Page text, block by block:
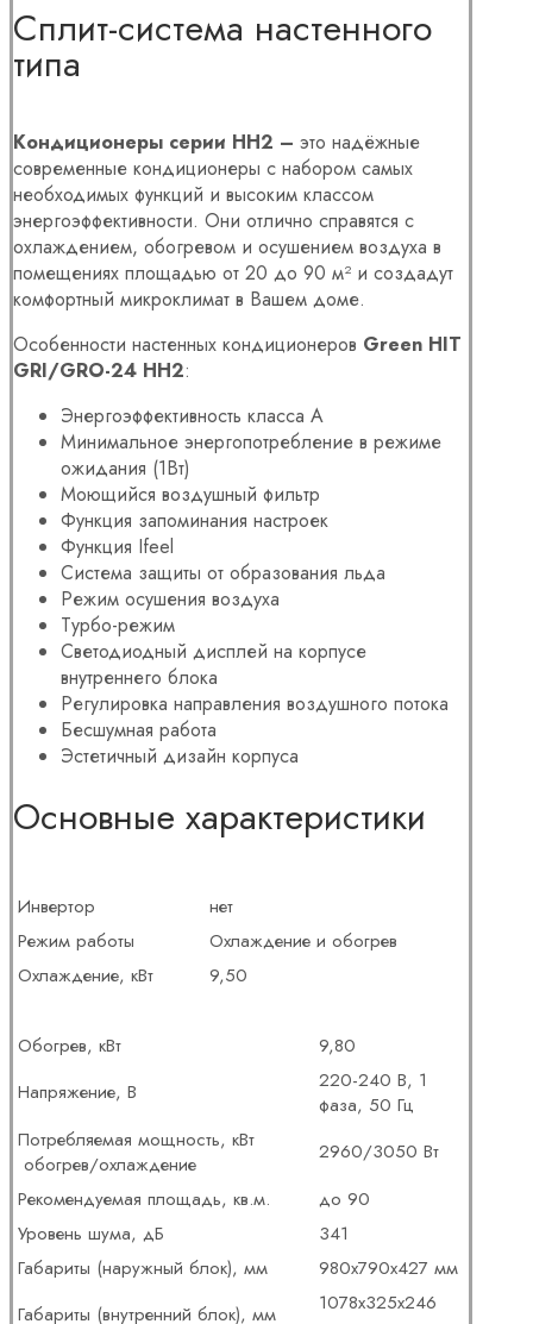
Сплит-система настенного
типа
Кондиционеры серии HH2 – это надёжные
современные кондиционеры с набором самых
необходимых функций и высоким классом
энергоэффективности. Они отлично справятся с
охлаждением, обогревом и осушением воздуха в
помещениях площадью от 20 до 90 м² и создадут
комфортный микроклимат в Вашем доме.
Особенности настенных кондиционеров Green HIT
GRI/GRO-24 HH2:
Энергоэффективность класса А
Минимальное энергопотребление в режиме
ожидания (1Вт)
Моющийся воздушный фильтр
Функция запоминания настроек
Функция Ifeel
Система защиты от образования льда
Режим осушения воздуха
Турбо-режим
Светодиодный дисплей на корпусе
внутреннего блока
Регулировка направления воздушного потока
Бесшумная работа
Эстетичный дизайн корпуса
Основные характеристики
Инвертор
нет
Режим работы
Охлаждение и обогрев
Охлаждение, кВт
9,50
Обогрев, кВт
9,80
Напряжение, В
220-240 В, 1
фаза, 50 Гц
Потребляемая мощность, кВт
обогрев/охлаждение
2960/3050 Вт
Рекомендуемая площадь, кв.м.
до 90
Уровень шума, дБ
341
Габариты (наружный блок), мм
980х790х427 мм
Габариты (внутренний блок), мм
1078х325х246